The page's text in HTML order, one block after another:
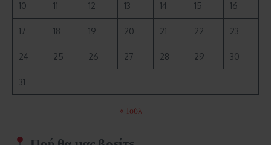
10 11 12 13 14 15 16
17 18 19 20 21 22 23
24 25 26 27 28 29 30
31
« Ιούλ